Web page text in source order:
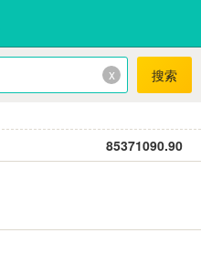
x 搜索
85371090.90